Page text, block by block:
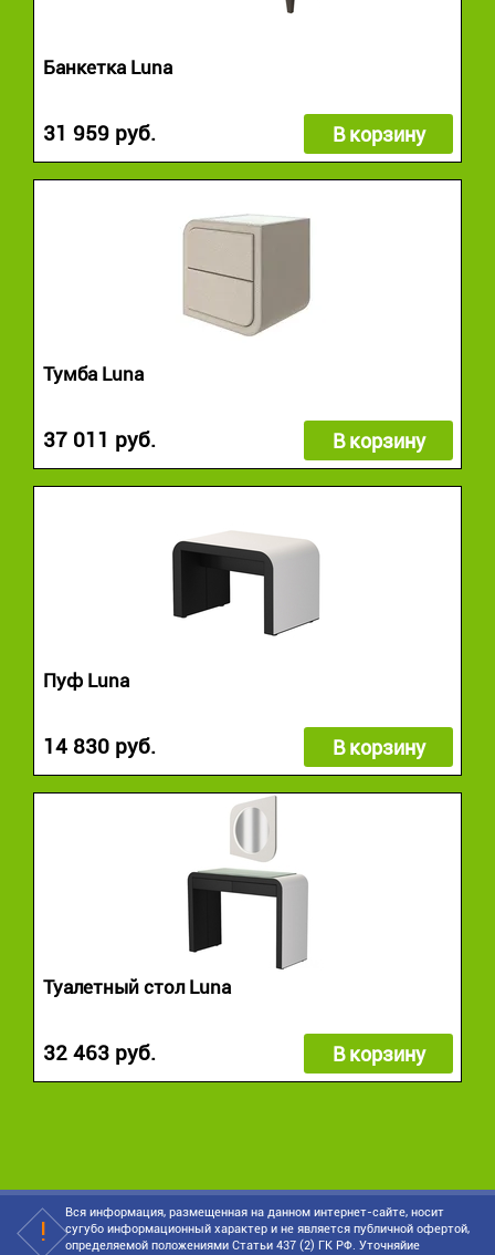
Банкетка Luna
31 959 руб. В корзину
Тумба Luna
37 011 руб. В корзину
Пуф Luna
14 830 руб. В корзину
Туалетный стол Luna
32 463 руб. В корзину
Вся информация, размещенная на данном интернет-сайте, носит
сугубо информационный характер и не является публичной офертой,
определяемой положениями Статьи 437 (2) ГК РФ. Уточняйие